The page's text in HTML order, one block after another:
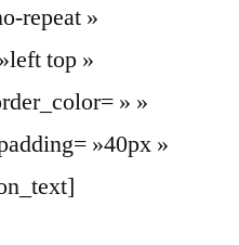
repeat »
top »
» »
»40px »